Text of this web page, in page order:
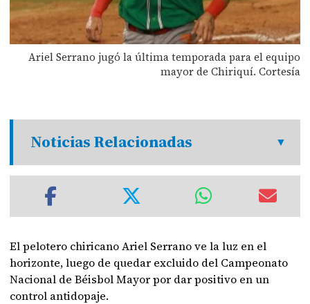
Ariel Serrano jugó la última temporada para el equipo
mayor de Chiriquí. Cortesía
Noticias Relacionadas
El pelotero chiricano Ariel Serrano ve la luz en el
horizonte, luego de quedar excluido del Campeonato
Nacional de Béisbol Mayor por dar positivo en un
control antidopaje.